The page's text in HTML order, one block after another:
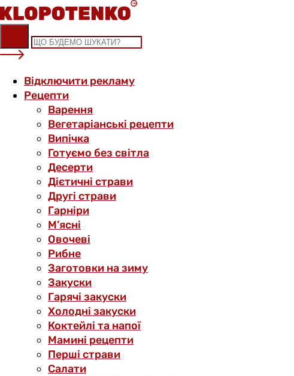
Skip
to
content
Відключити рекламу
Рецепти
Варення
Вегетаріанські рецепти
Випічка
Готуємо без світла
Десерти
Дієтичні страви
Другі страви
Гарніри
М’ясні
Овочеві
Рибне
Заготовки на зиму
Закуски
Гарячі закуски
Холодні закуски
Коктейлі та напої
Мамині рецепти
Перші страви
Салати